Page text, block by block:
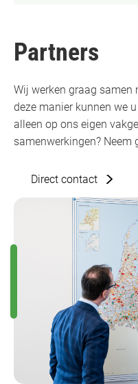
Partners
Wij werken graag samen
deze manier kunnen we
alleen op ons eigen
samenwerkingen?
Direct contact